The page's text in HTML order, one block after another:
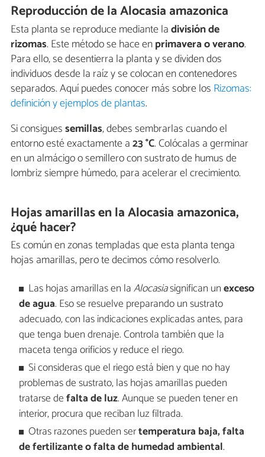
Reproducción de la Alocasia amazonica
Esta planta se reproduce mediante ladivisión de
rizomas. Este método se hace enprimavera o verano.
Para ello, se desentierra la planta y se dividen dos
individuos desde la raíz y se colocan en contenedores
separados. Aquí puedes conocer más sobre los Rizomas:
definición y ejemplos de plantas.
Si consiguessemillas, debes sembrarlas cuando el
entorno esté exactamente a23 °C. Colócalas a germinar
en un almácigo o semillero con sustrato de humus de
lombriz siempre húmedo, para acelerar el crecimiento.
Hojas amarillas en la Alocasia amazonica,
¿qué hacer?
Es común en zonas templadas que esta planta tenga
hojas amarillas, pero te decimos cómo resolverlo.
Las hojas amarillas en laAlocasiasignifican unexceso
de agua. Eso se resuelve preparando un sustrato
adecuado, con las indicaciones explicadas antes, para
que tenga buen drenaje. Controla también que la
maceta tenga orificios y reduce el riego.
Si consideras que el riego está bien y que no hay
problemas de sustrato, las hojas amarillas pueden
tratarse defalta de luz. Aunque se pueden tener en
interior, procura que reciban luz filtrada.
Otras razones pueden sertemperatura baja, falta
de fertilizante o falta de humedad ambiental.